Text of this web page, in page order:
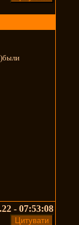
- 07:53:08